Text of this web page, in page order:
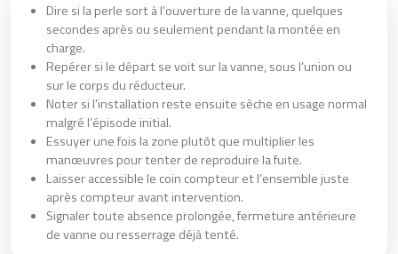
Dire si la perle sort à l’ouverture de la vanne, quelques
secondes après ou seulement pendant la montée en
charge.
Repérer si le départ se voit sur la vanne, sous l’union ou
sur le corps du réducteur.
Noter si l’installation reste ensuite sèche en usage normal
malgré l’épisode initial.
Essuyer une fois la zone plutôt que multiplier les
manœuvres pour tenter de reproduire la fuite.
Laisser accessible le coin compteur et l’ensemble juste
après compteur avant intervention.
Signaler toute absence prolongée, fermeture antérieure
de vanne ou resserrage déjà tenté.